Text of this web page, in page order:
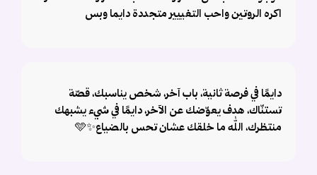
اكره الروتين واحب التغييير متجددة دايما وبس
دايمًا في فرصة ثانية، باب آخر، شخص يناسبك، قصّة
تستنّاك، هدف يعوّضك عن الآخر، دايمًا في شيء يشبهك
منتظرك، الله ما خلقك عشان تحس بالضياع✨🩵